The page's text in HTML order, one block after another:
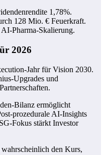
1,78%.
128 Mio. € Feuerkraft.
Pharma-Skalierung.
2026
Jahr für Vision 2030.
Upgrades und
Bilanz ermöglicht
prozedurale AI-Insights
Fokus stärkt Investor
den Kurs,